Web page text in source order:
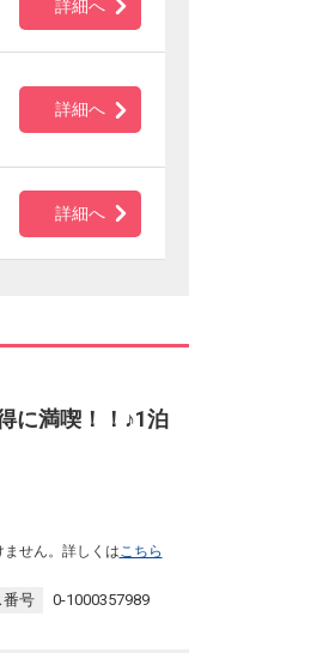
詳細へ
詳細へ
詳細へ
に満喫！！♪1泊
せん。詳しくはこちら
番号 0-1000357989